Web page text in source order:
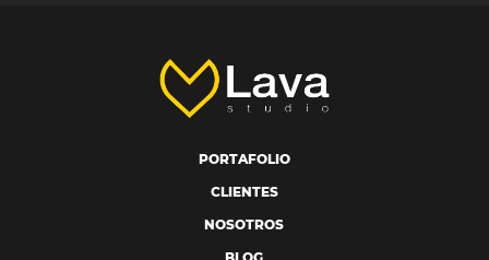
PORTAFOLIO
CLIENTES
NOSOTROS